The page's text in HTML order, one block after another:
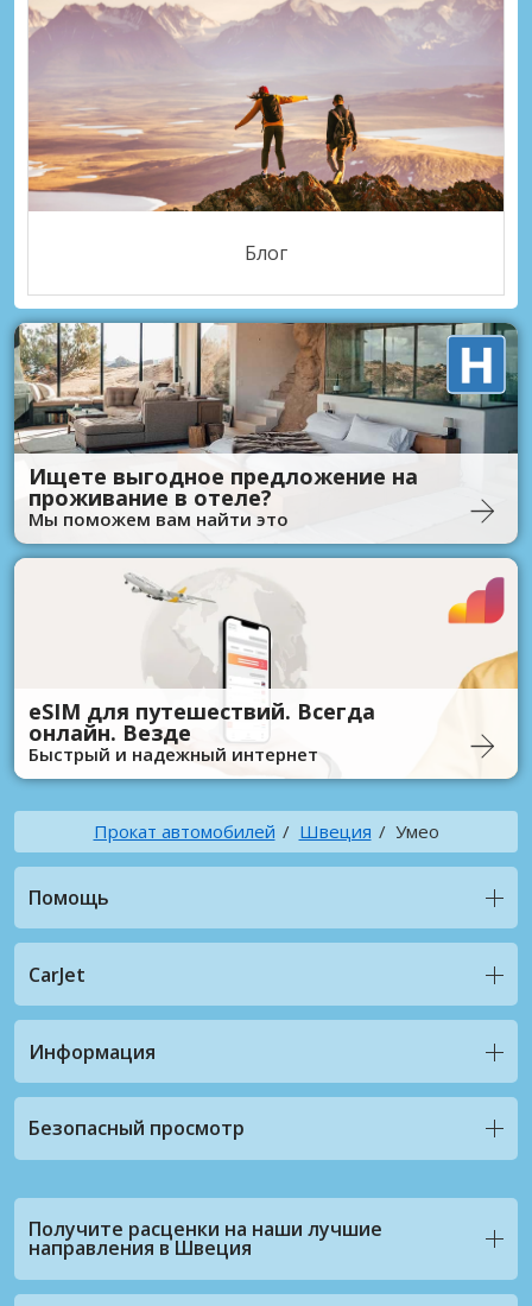
Блог
Ищете выгодное предложение на
проживание в отеле?
Мы поможем вам найти это
eSIM для путешествий. Всегда
онлайн. Везде
Быстрый и надежный интернет
Прокат автомобилей Швеция Умео
Помощь
CarJet
Информация
Безопасный просмотр
Получите расценки на наши лучшие
направления в Швеция